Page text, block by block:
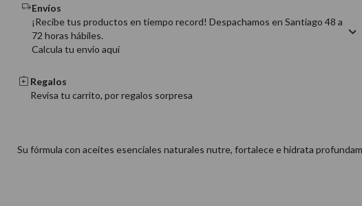
Envíos
¡Recibe tus productos en tiempo record! Despachamos en Santiago 48 a
72 horas hábiles.
Calcula tu envio aquí
Regalos
Revisa tu carrito, por regalos sorpresa
Su fórmula con aceites esenciales naturales nutre, fortalece e hidrata